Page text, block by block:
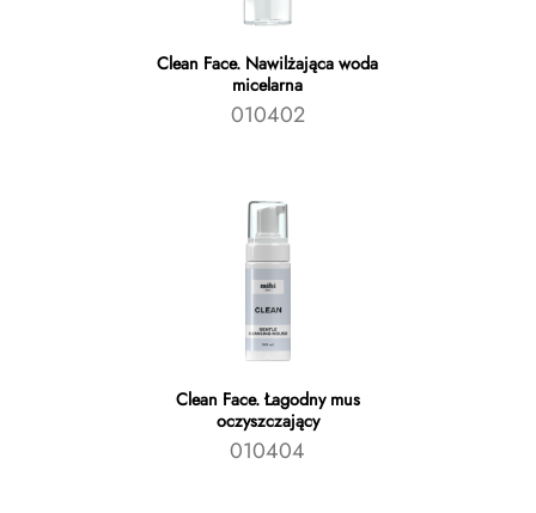
Clean Face. Nawilżająca woda
micelarna
010402
Clean Face. Łagodny mus
oczyszczający
010404